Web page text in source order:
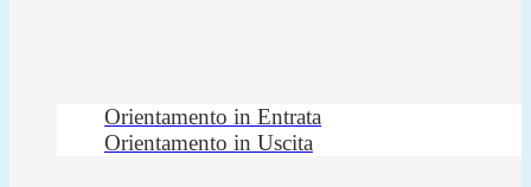
Orientamento in Entrata
Orientamento in Uscita